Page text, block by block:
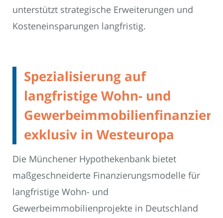
unterstützt strategische Erweiterungen und
Kosteneinsparungen langfristig.
Spezialisierung auf
langfristige Wohn- und
exklusiv in Westeuropa
Die Münchener Hypothekenbank bietet
maßgeschneiderte Finanzierungsmodelle für
langfristige Wohn- und
Gewerbeimmobilienprojekte in Deutschland